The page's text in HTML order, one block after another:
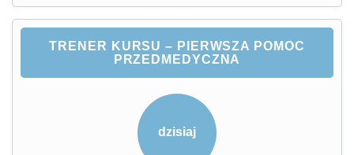
TRENER KURSU – PIERWSZA POMOC
PRZEDMEDYCZNA
dzisiaj